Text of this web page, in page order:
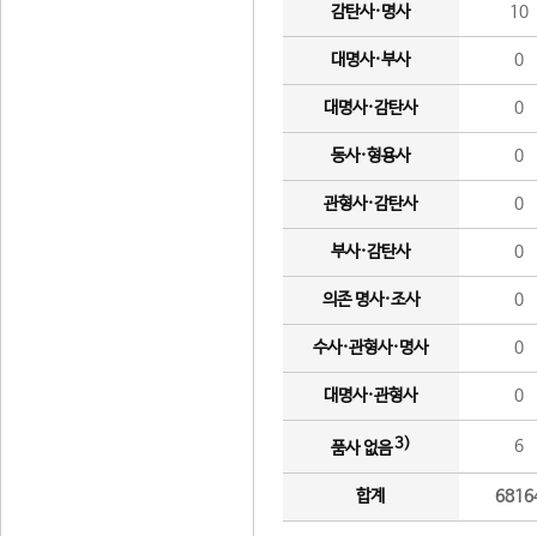
감탄사·명사 10
대명사·부사 0
대명사·감탄사 0
동사·형용사 0
관형사·감탄사 0
부사·감탄사 0
의존 명사·조사 0
수사·관형사·명사 0
대명사·관형사 0
품사 없음3) 6
합계